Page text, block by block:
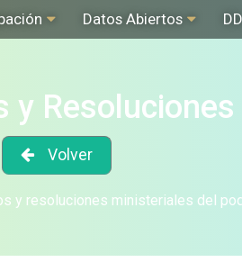
Datos Abiertos
y Resoluciones
Volver
y resoluciones ministeriales del